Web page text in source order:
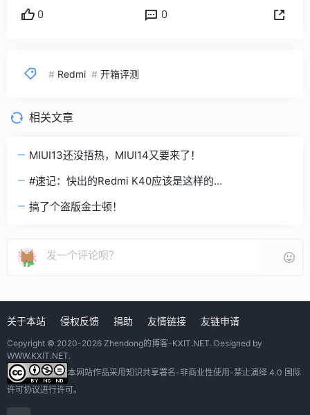
0 0
# Redmi # 开箱评测
相关文章
MIUI13还没捂热，MIUI14又要来了！
#速记：快出的Redmi K40应该是这样的…
搞了个盗版金士顿！
关于本站 侵权反馈 捐助 友情链接 友链申请
Copyright © 2020-2026 Zhendong的博客-KXIT.NET. Designed by
WWW.KXIT.NET.
本网站作品采用知识共享署名-非商业性使用-禁止演绎 4.0 国际
许可协议进行许可。